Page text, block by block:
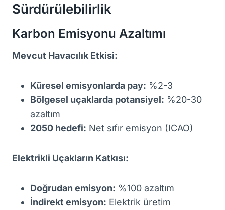
Sürdürülebilirlik
Karbon Emisyonu Azaltımı
Mevcut Havacılık Etkisi:
Küresel emisyonlarda pay: %2-3
Bölgesel uçaklarda potansiyel: %20-30
azaltım
2050 hedefi: Net sıfır emisyon (ICAO)
Elektrikli Uçakların Katkısı:
Doğrudan emisyon: %100 azaltım
İndirekt emisyon: Elektrik üretim